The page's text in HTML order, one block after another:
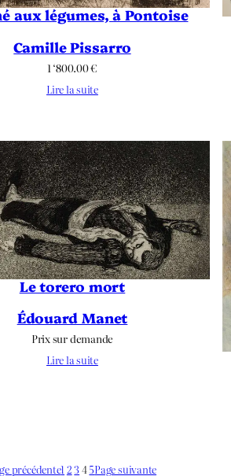
aux légumes, à Pontoise
Camille Pissarro
1 ‘800.00€
Lire la suite
Le torero mort
Édouard Manet
Prix sur demande
Lire la suite
précédente1 23 45Page suivante